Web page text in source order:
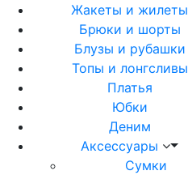
Жакеты и жилеты
Брюки и шорты
Блузы и рубашки
Топы и лонгсливы
Платья
Юбки
Деним
Аксессуары
Сумки